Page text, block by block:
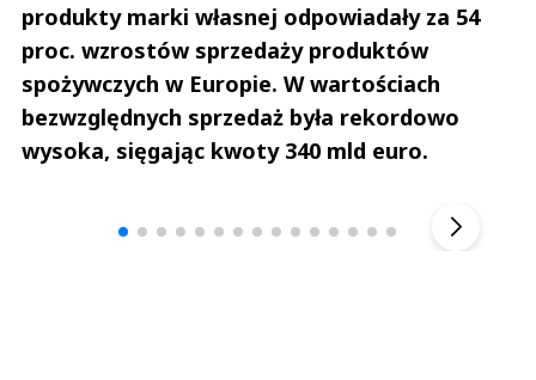
produkty marki własnej odpowiadały za 54
proc. wzrostów sprzedaży produktów
spożywczych w Europie. W wartościach
bezwzględnych sprzedaż była rekordowo
wysoka, sięgając kwoty 340 mld euro.